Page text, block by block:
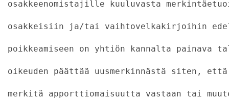
osakkeenomistajille kuuluvasta
osakkeisiin ja/tai vaihtovelkakirjoihin
poikkeamiseen on yhtiön kannalta painava
oikeuden päättää uusmerkinnästä siten,
merkitä apporttiomaisuutta vastaan tai